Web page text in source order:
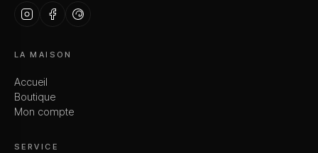
LA MAISON
Accueil
Boutique
Mon compte
SERVICE